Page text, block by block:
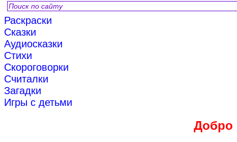
Раскраски
Сказки
Аудиосказки
Стихи
Скороговорки
Считалки
Загадки
Игры с детьми
Добро